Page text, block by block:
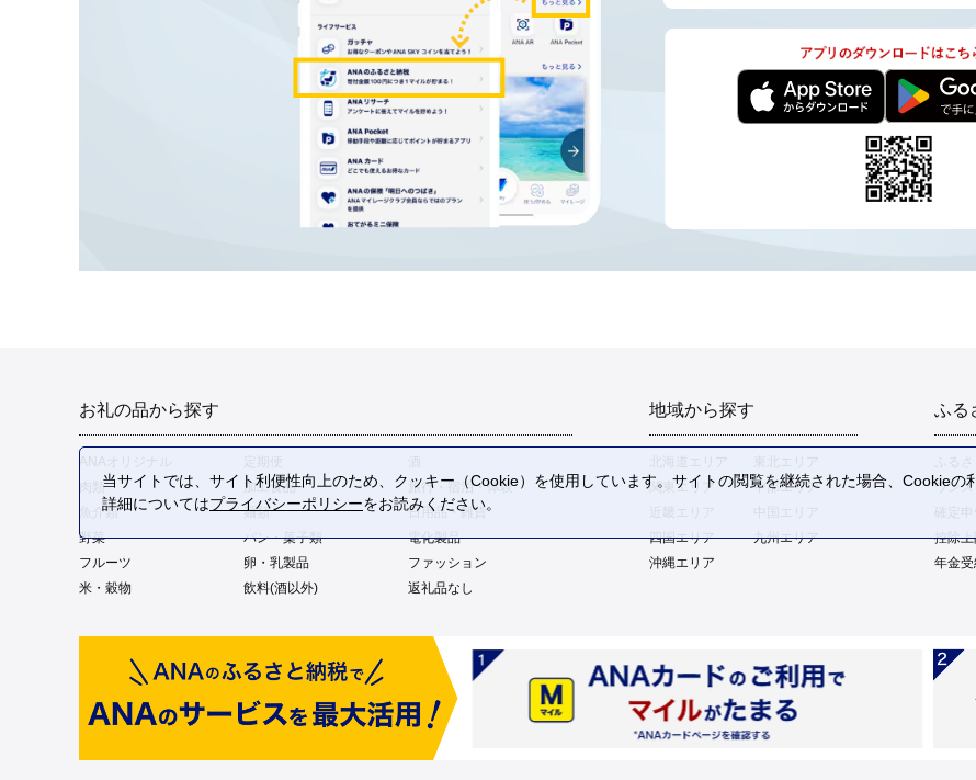
お礼の品から探す
肉類
加工食品
旅行・宿泊・体験
魚介類
麺類
日用品・雑貨
野菜
パン・菓子類
電化製品
フルーツ
卵・乳製品
ファッション
米・穀物
飲料(酒以外) 返礼品なし
地域から探す
関東エリア
中部エリア
四国エリア
九州エリア
沖縄エリア
ふる
ふる
ワンス
控除
年金
当サイトでは、サイト利便性向上のため、クッキー（Cookie）を使用しています。サイトの閲覧を継続された場合、Cookieの
詳細についてはプライバシーポリシーをお読みください。